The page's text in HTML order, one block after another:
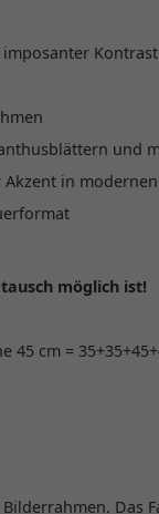
und
in
möglich ist!
cm =
Das